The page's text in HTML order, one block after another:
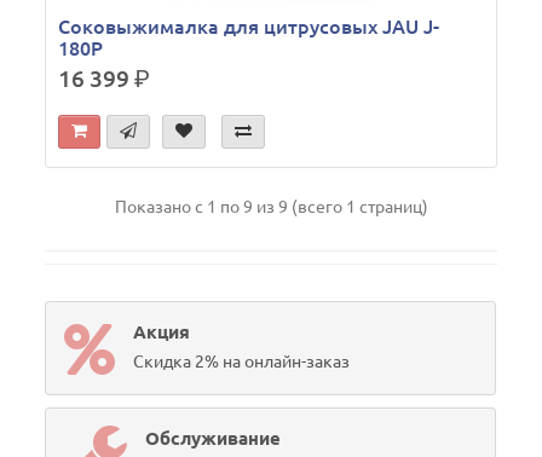
Соковыжималка для цитрусовых JAU J-
180P
16 399р.
Показано с 1 по 9 из 9 (всего 1 страниц)
Акция
Скидка 2% на онлайн-заказ
Обслуживание